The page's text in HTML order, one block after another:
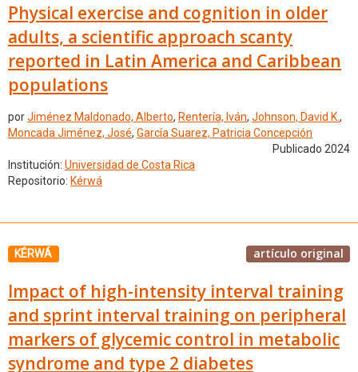
Physical exercise and cognition in older
adults, a scientific approach scanty
reported in Latin America and Caribbean
populations
porJiménez Maldonado, Alberto, Rentería, Iván, Johnson, David K.,
Moncada Jiménez, José, García Suarez, Patricia Concepción
Publicado 2024
Institución: Universidad de Costa Rica
Repositorio: Kérwá
KÉRWÁ artículo original
Impact of high-intensity interval training
and sprint interval training on peripheral
markers of glycemic control in metabolic
syndrome and type 2 diabetes